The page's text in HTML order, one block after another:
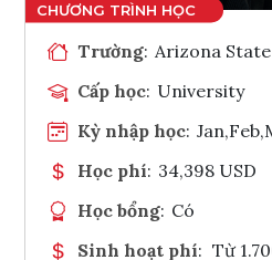
Trường: Arizona
Cấp học: University
Kỳ nhập học:
Học phí: 34,398 USD
Học bổng: Có
Sinh hoạt phí: Từ